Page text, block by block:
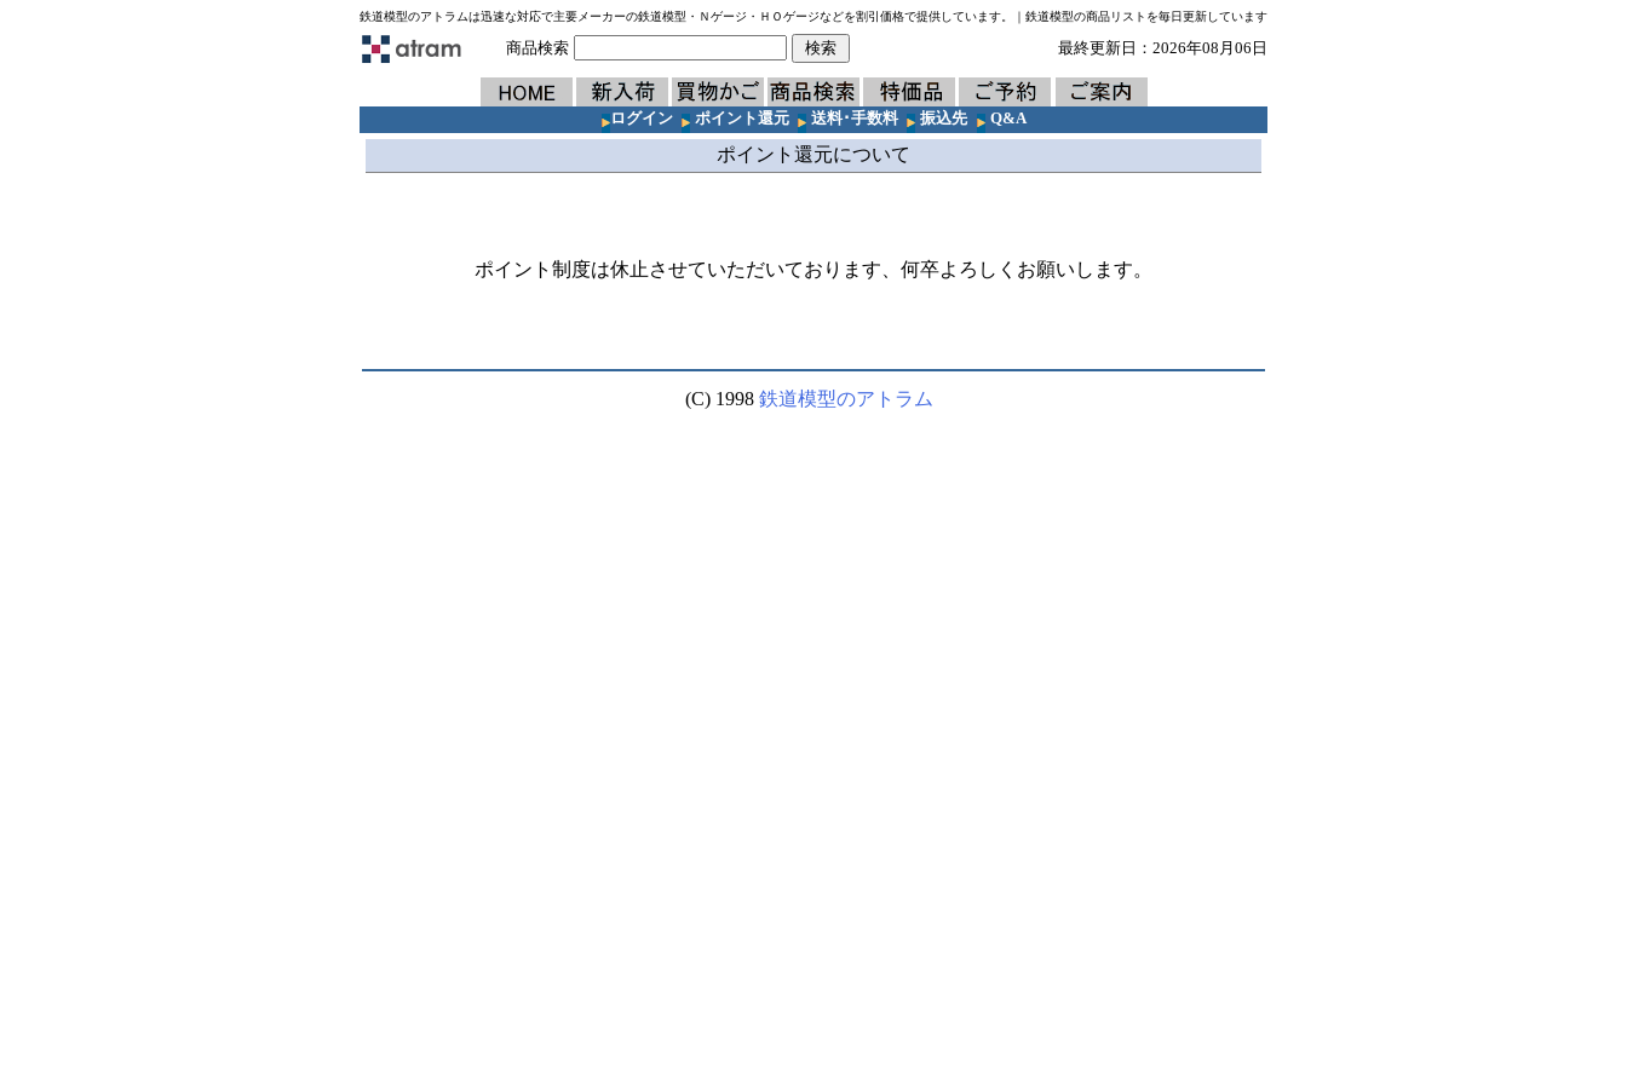
鉄道模型のアトラムは迅速な対応で主要メーカーの鉄道模型・Ｎゲージ・ＨＯゲージなどを割引価格で提供しています。｜鉄道模型の商品リストを毎日更新しています
商品検索 最終更新日：2026年08月06日
ログイン ポイント還元 送料･手数料 振込先 Q&A
ポイント還元について
ポイント制度は休止させていただいております、何卒よろしくお願いします。
(C) 1998 鉄道模型のアトラム